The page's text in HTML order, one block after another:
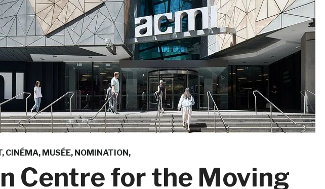
CINÉMA MUSÉE NOMINATION
Centre for the Moving